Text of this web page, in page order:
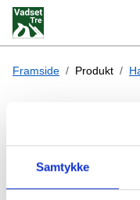
Samtykke
Framside Produkt
3818
Ø60mm rundstokk